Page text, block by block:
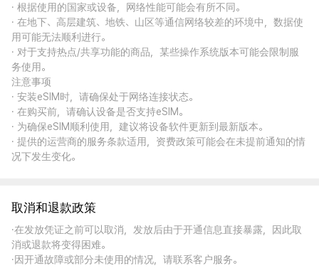
· 根据使用的国家或设备，网络性能可能会有所不同。
· 在地下、高层建筑、地铁、山区等通信网络较差的环境中，数据使
用可能无法顺利进行。
· 对于支持热点/共享功能的商品，某些操作系统版本可能会限制服
务使用。
注意事项
· 安装eSIM时，请确保处于网络连接状态。
· 在购买前，请确认设备是否支持eSIM。
· 为确保eSIM顺利使用，建议将设备软件更新到最新版本。
· 提供的运营商的服务条款适用，资费政策可能会在未提前通知的情
况下发生变化。
取消和退款政策
·在发放凭证之前可以取消，发放后由于开通信息直接暴露，因此取
消或退款将变得困难。
·因开通故障或部分未使用的情况，请联系客户服务。